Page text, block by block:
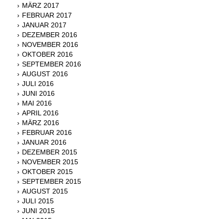
MÄRZ 2017
FEBRUAR 2017
JANUAR 2017
DEZEMBER 2016
NOVEMBER 2016
OKTOBER 2016
SEPTEMBER 2016
AUGUST 2016
JULI 2016
JUNI 2016
MAI 2016
APRIL 2016
MÄRZ 2016
FEBRUAR 2016
JANUAR 2016
DEZEMBER 2015
NOVEMBER 2015
OKTOBER 2015
SEPTEMBER 2015
AUGUST 2015
JULI 2015
JUNI 2015